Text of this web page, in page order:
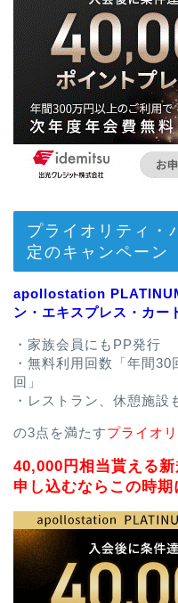
プライオリティ・
定のキャンペーン
apollostation
ン・エキスプレス・カー
・家族会員にもPP発行
・無料利用回数「年間
回」
・レストラン、休憩施設
の3点を満たすプライオ
40,000円相当貰える新
申し込むならこの時期